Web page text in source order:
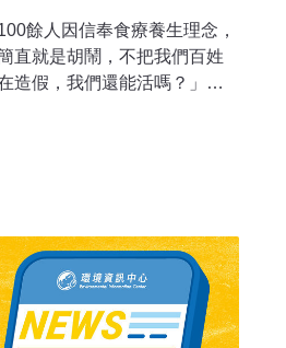
餘人因信奉食療養生理念，
直就是胡鬧，不把我們百姓
造假，我們還能活嗎？」。
雜症」、「生吃泥鰍可去虛
你家藥房」、「隔壁菜市場
條生泥鰍，去頭和內臟，用
，從病病歪歪變得有力量。
實把泥鰍作為一味藥，有保
製後使用。泥鰍生長在淡水